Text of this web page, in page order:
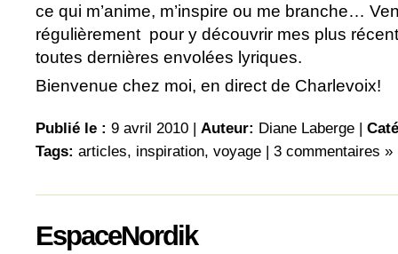
ce qui m’anime, m’inspire ou me branche…
régulièrement pour y découvrir mes plus
toutes dernières envolées lyriques.
Bienvenue chez moi, en direct de Charlevoix!
Publié le : 9 avril 2010 | Auteur: Diane Laberge |
Tags: articles, inspiration, voyage | 3 commentaires »
EspaceNordik